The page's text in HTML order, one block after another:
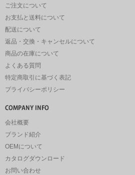
ご注文について
お支払と送料について
配送について
返品・交換・キャンセルについて
商品の在庫について
よくある質問
特定商取引に基づく表記
プライバシーポリシー
会社概要
ブランド紹介
OEMについて
カタログダウンロード
お問い合わせ